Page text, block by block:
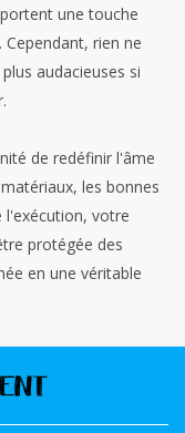
une touche
rien ne
audacieuses si
de redéfinir l'âme
les bonnes
l'exécution, votre
protégée des
en une véritable